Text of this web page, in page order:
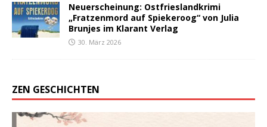
Neuerscheinung: Ostfrieslandkrimi
„Fratzenmord auf Spiekeroog“ von Julia
Brunjes im Klarant Verlag
30. März 2026
ZEN GESCHICHTEN